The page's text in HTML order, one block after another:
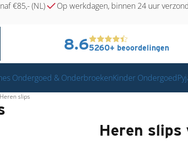
€85,- (NL) Op werkdagen, binnen 24 uur
8.65260+ beoordelingen
Ondergoed & OnderbroekenKinder Ondergoed
Heren slips
Heren slips